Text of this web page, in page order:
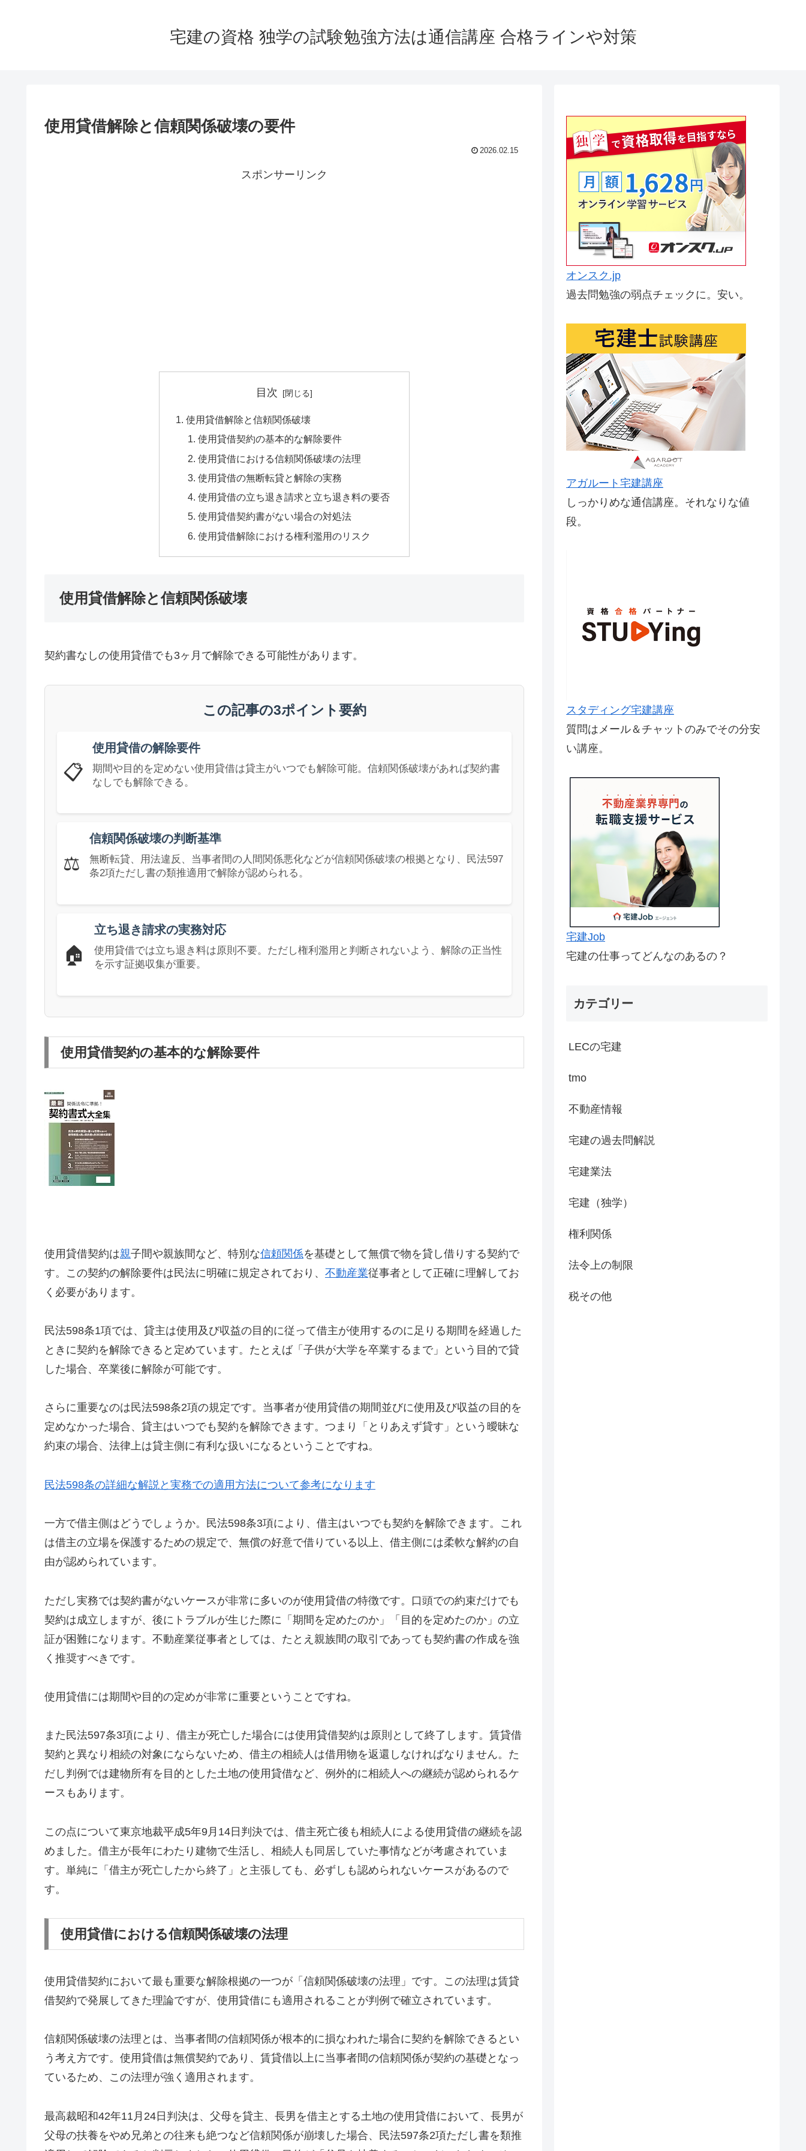
宅建の資格 独学の試験勉強方法は通信講座 合格ラインや対策
使用貸借解除と信頼関係破壊の要件
2026.02.15
スポンサーリンク
目次
使用貸借解除と信頼関係破壊
使用貸借契約の基本的な解除要件
使用貸借における信頼関係破壊の法理
使用貸借の無断転貸と解除の実務
使用貸借の立ち退き請求と立ち退き料の要否
使用貸借契約書がない場合の対処法
使用貸借解除における権利濫用のリスク
使用貸借解除と信頼関係破壊
契約書なしの使用貸借でも3ヶ月で解除できる可能性があります。
この記事の3ポイント要約
📋
使用貸借の解除要件
期間や目的を定めない使用貸借は貸主がいつでも解除可能。信頼関係破壊があれば契約書
なしでも解除できる。
⚖️
信頼関係破壊の判断基準
無断転貸、用法違反、当事者間の人間関係悪化などが信頼関係破壊の根拠となり、民法597
条2項ただし書の類推適用で解除が認められる。
🏠
立ち退き請求の実務対応
使用貸借では立ち退き料は原則不要。ただし権利濫用と判断されないよう、解除の正当性
を示す証拠収集が重要。
使用貸借契約の基本的な解除要件
使用貸借契約は親子間や親族間など、特別な信頼関係を基礎として無償で物を貸し借りする契約で
す。この契約の解除要件は民法に明確に規定されており、 不動産業従事者として正確に理解してお
く必要があります。
民法598条1項では、貸主は使用及び収益の目的に従って借主が使用するのに足りる期間を経過した
ときに契約を解除できると定めています。たとえば「子供が大学を卒業するまで」という目的で貸
した場合、卒業後に解除が可能です。
さらに重要なのは民法598条2項の規定です。当事者が使用貸借の期間並びに使用及び収益の目的を
定めなかった場合、貸主はいつでも契約を解除できます。つまり「とりあえず貸す」という曖昧な
約束の場合、法律上は貸主側に有利な扱いになるということですね。
民法598条の詳細な解説と実務での適用方法について参考になります
一方で借主側はどうでしょうか。民法598条3項により、借主はいつでも契約を解除できます。これ
は借主の立場を保護するための規定で、無償の好意で借りている以上、借主側には柔軟な解約の自
由が認められています。
ただし実務では契約書がないケースが非常に多いのが使用貸借の特徴です。口頭での約束だけでも
契約は成立しますが、後にトラブルが生じた際に「期間を定めたのか」「目的を定めたのか」の立
証が困難になります。不動産業従事者としては、たとえ親族間の取引であっても契約書の作成を強
く推奨すべきです。
使用貸借には期間や目的の定めが非常に重要ということですね。
また民法597条3項により、借主が死亡した場合には使用貸借契約は原則として終了します。賃貸借
契約と異なり相続の対象にならないため、借主の相続人は借用物を返還しなければなりません。た
だし判例では建物所有を目的とした土地の使用貸借など、例外的に相続人への継続が認められるケ
ースもあります。
この点について東京地裁平成5年9月14日判決では、借主死亡後も相続人による使用貸借の継続を認
めました。借主が長年にわたり建物で生活し、相続人も同居していた事情などが考慮されていま
す。単純に「借主が死亡したから終了」と主張しても、必ずしも認められないケースがあるので
す。
使用貸借における信頼関係破壊の法理
使用貸借契約において最も重要な解除根拠の一つが「信頼関係破壊の法理」です。この法理は賃貸
借契約で発展してきた理論ですが、使用貸借にも適用されることが判例で確立されています。
信頼関係破壊の法理とは、当事者間の信頼関係が根本的に損なわれた場合に契約を解除できるとい
う考え方です。使用貸借は無償契約であり、賃貸借以上に当事者間の信頼関係が契約の基礎となっ
ているため、この法理が強く適用されます。
最高裁昭和42年11月24日判決は、父母を貸主、長男を借主とする土地の使用貸借において、長男が
父母の扶養をやめ兄弟との往来も絶つなど信頼関係が崩壊した場合、民法597条2項ただし書を類推
オンスク.jp
過去問勉強の弱点チェックに。安い。
アガルート宅建講座
しっかりめな通信講座。それなりな値
段。
スタディング宅建講座
質問はメール＆チャットのみでその分安
い講座。
宅建Job
宅建の仕事ってどんなのあるの？
カテゴリー
LECの宅建
tmo
不動産情報
宅建の過去問解説
宅建業法
宅建（独学）
権利関係
法令上の制限
税その他